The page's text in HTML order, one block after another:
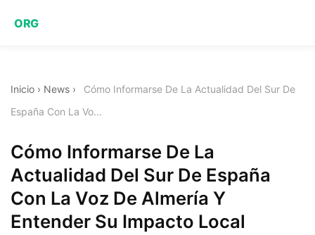
ORG
Inicio › News ›
Cómo Informarse De La Actualidad Del Sur De
España Con La Vo...
Cómo Informarse De La
Actualidad Del Sur De España
Con La Voz De Almería Y
Entender Su Impacto Local